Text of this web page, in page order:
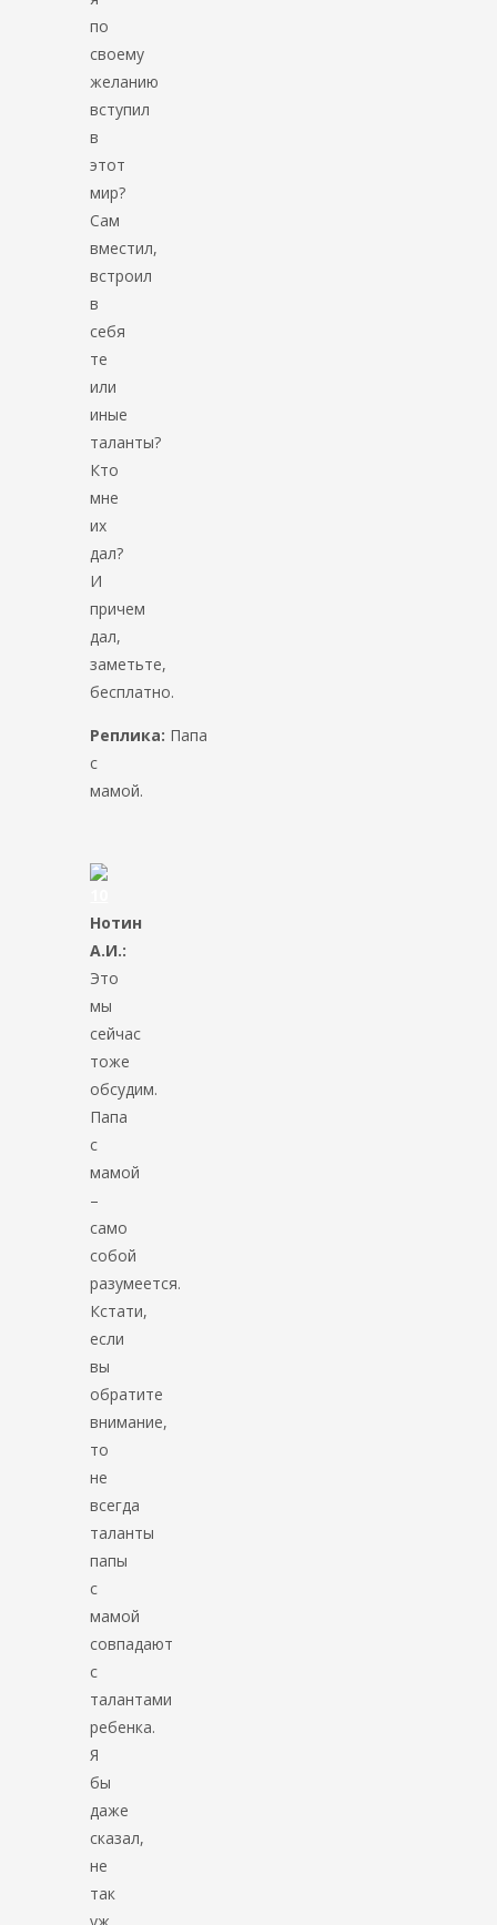
по
своему
желанию
вступил
в
этот
мир?
Сам
вместил,
встроил
в
себя
те
или
иные
таланты?
Кто
мне
их
дал?
И
причем
дал,
заметьте,
бесплатно.
Реплика: Папа
с
мамой.
Нотин
А.И.:
Это
мы
сейчас
тоже
обсудим.
Папа
с
мамой
–
само
собой
разумеется.
Кстати,
если
вы
обратите
внимание,
то
не
всегда
таланты
папы
с
мамой
совпадают
с
талантами
ребенка.
Я
бы
даже
сказал,
не
так